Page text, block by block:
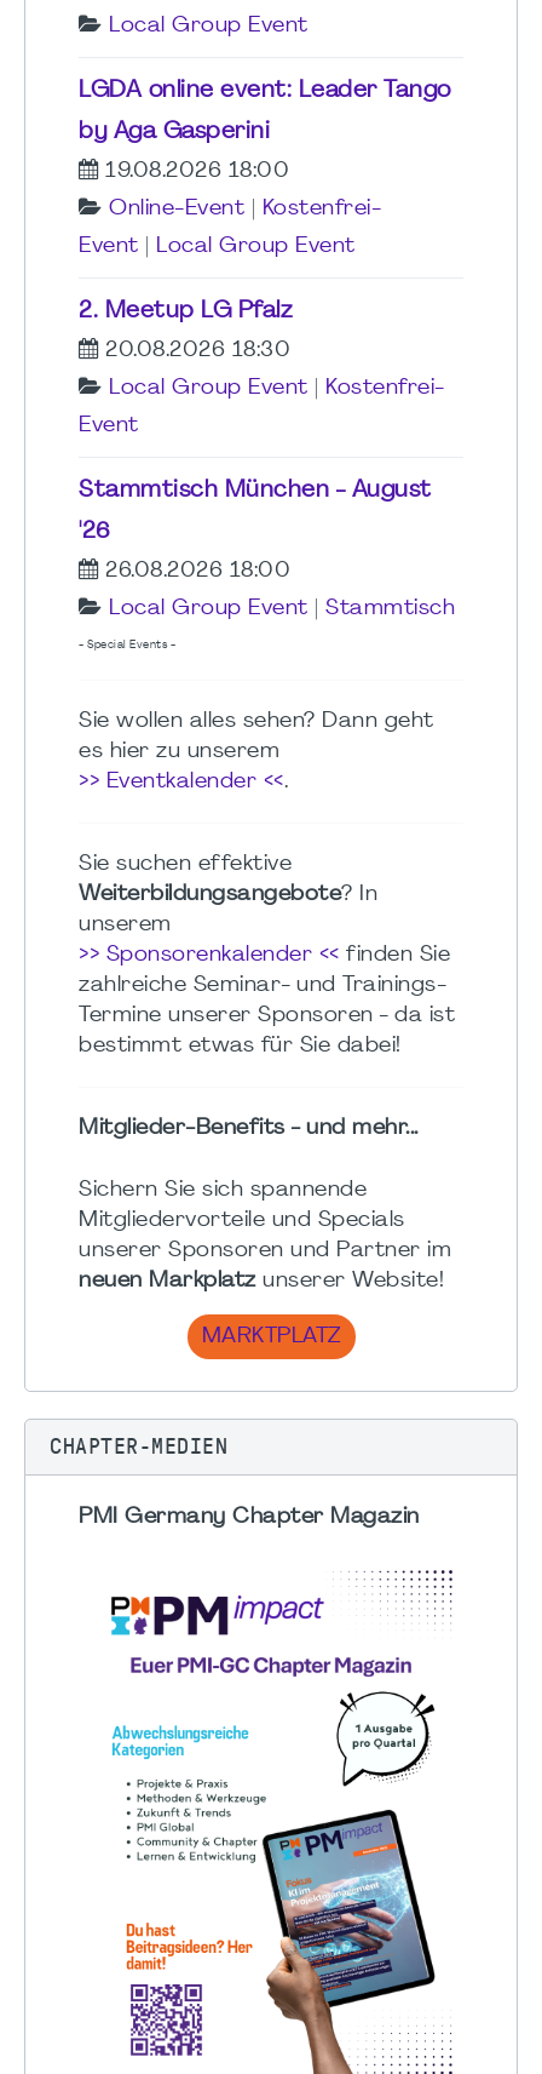
Local Group Event
LGDA online event: Leader Tango
by Aga Gasperini
19.08.2026 18:00
Online-Event
Kostenfrei-
Event
Local Group Event
2. Meetup LG Pfalz
20.08.2026 18:30
Local Group Event
Kostenfrei-
Event
Stammtisch München - August
'26
26.08.2026 18:00
Local Group Event
Stammtisch
- Special Events -
Sie wollen alles sehen? Dann geht
es hier zu unserem
>> Eventkalender <<.
Sie suchen effektive
Weiterbildungsangebote? In
unserem
>> Sponsorenkalender << finden Sie
zahlreiche Seminar- und Trainings-
Termine unserer Sponsoren - da ist
bestimmt etwas für Sie dabei!
Mitglieder-Benefits - und mehr...
Sichern Sie sich spannende
Mitgliedervorteile und Specials
unserer Sponsoren und Partner im
neuen Markplatzunserer Website!
MARKTPLATZ
CHAPTER-MEDIEN
PMI Germany Chapter Magazin